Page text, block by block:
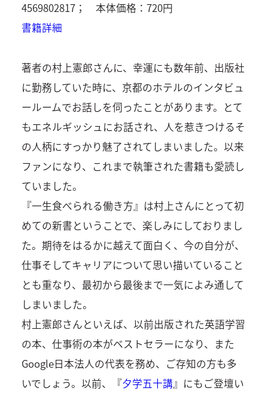
4569802817； 本体価格：720円
書籍詳細
著者の村上憲郎さんに、幸運にも数年前、出版社
に勤務していた時に、京都のホテルのインタビュ
ールームでお話しを伺ったことがあります。とて
もエネルギッシュにお話され、人を惹きつけるそ
の人柄にすっかり魅了されてしまいました。以来
ファンになり、これまで執筆された書籍も愛読し
ていました。
『一生食べられる働き方』は村上さんにとって初
めての新書ということで、楽しみにしておりまし
た。期待をはるかに越えて面白く、今の自分が、
仕事そしてキャリアについて思い描いていること
とも重なり、最初から最後まで一気によみ通して
しまいました。
村上憲郎さんといえば、以前出版された英語学習
の本、仕事術の本がベストセラーになり、また
Google日本法人の代表を務め、ご存知の方も多
いでしょう。以前、『夕学五十講 』にもご登壇い